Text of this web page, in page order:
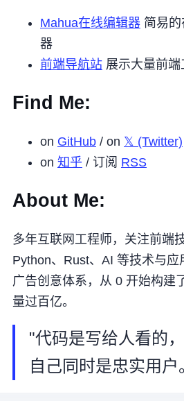
Mahua在线编辑器 简易
器
前端导航站 展示大量前
Find Me:
on GitHub / on 𝕏 (Twitter)
on 知乎 / 订阅 RSS
About Me:
多年互联网工程师，关注前端
Python、Rust、AI 等技术与应
广告创意体系，从 0 开始构建
量过百亿。
"代码是写给人看的
自己同时是忠实用户